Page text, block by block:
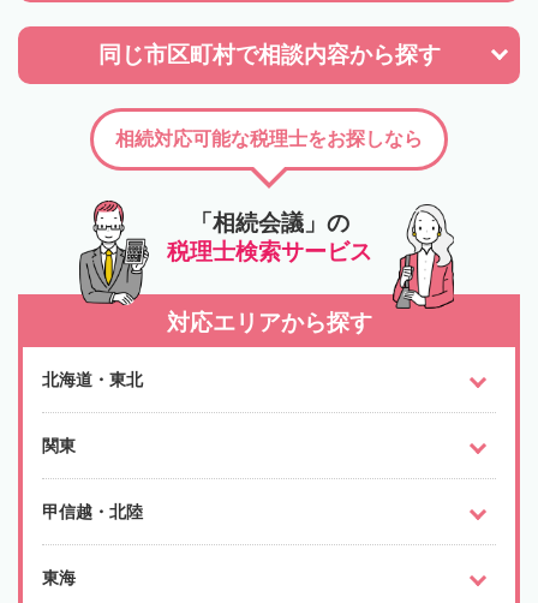
同じ市区町村で相談内容から探す
「相続会議」の
税理士検索サービス
相続対応可能な税理士をお探しなら
対応エリアから探す
北海道・東北
関東
甲信越・北陸
東海